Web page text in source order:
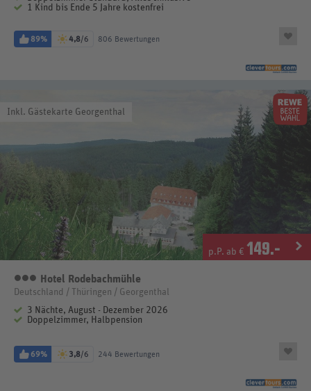
1 Kind bis Ende 5 Jahre kostenfrei
89% 4,8/6 806 Bewertungen
Inkl. Gästekarte Georgenthal
p.P. ab € 149.-
3 Sterne
Hotel Rodebachmühle
Deutschland / Thüringen / Georgenthal
3 Nächte, August - Dezember 2026
Doppelzimmer, Halbpension
69% 3,8/6 244 Bewertungen